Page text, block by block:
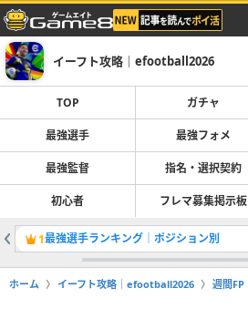
イーフト攻略｜efootball2026
TOP ガチャ
最強選手 最強フォメ
最強監督 指名・選択契約
初心者 フレマ募集掲示板
1最強選手ランキング｜ポジション別
ホーム イーフト攻略｜efootball2026 週間FP